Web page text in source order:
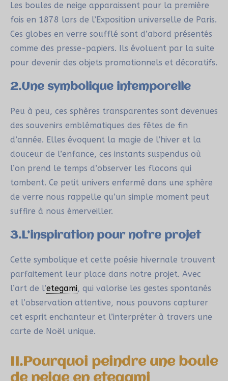
Les boules de neige apparaissent pour la première
fois en 1878 lors de l’Exposition universelle de Paris.
Ces globes en verre soufflé sont d’abord présentés
comme des presse-papiers. Ils évoluent par la suite
pour devenir des objets promotionnels et décoratifs.
2.Une symbolique intemporelle
Peu à peu, ces sphères transparentes sont devenues
des souvenirs emblématiques des fêtes de fin
d’année. Elles évoquent la magie de l’hiver et la
douceur de l’enfance, ces instants suspendus où
l’on prend le temps d’observer les flocons qui
tombent. Ce petit univers enfermé dans une sphère
de verre nous rappelle qu’un simple moment peut
suffire à nous émerveiller.
3.L’inspiration pour notre projet
Cette symbolique et cette poésie hivernale trouvent
parfaitement leur place dans notre projet. Avec
l’art de l’etegami, qui valorise les gestes spontanés
et l’observation attentive, nous pouvons capturer
cet esprit enchanteur et l’interpréter à travers une
carte de Noël unique.
II.Pourquoi peindre une boule